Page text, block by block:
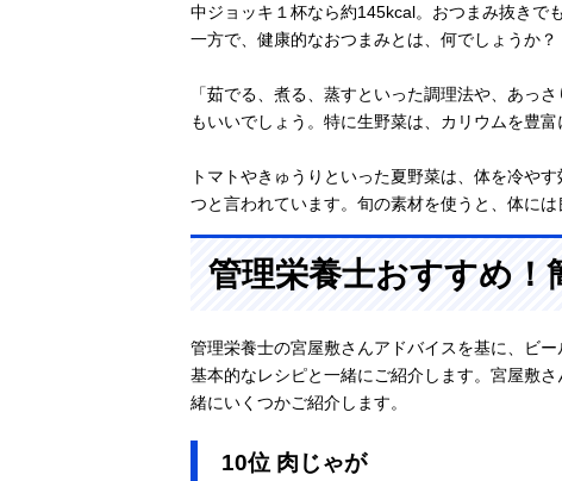
中ジョッキ１杯なら約145kcal。おつまみ抜きで
一方で、健康的なおつまみとは、何でしょうか？
「茹でる、煮る、蒸すといった調理法や、あっ
もいいでしょう。特に生野菜は、カリウムを豊
トマトやきゅうりといった夏野菜は、体を冷や
つと言われています。旬の素材を使うと、体には
管理栄養士おすすめ
管理栄養士の宮屋敷さんアドバイスを基に、ビ
基本的なレシピと一緒にご紹介します。宮屋敷
緒にいくつかご紹介します。
10位 肉じゃが